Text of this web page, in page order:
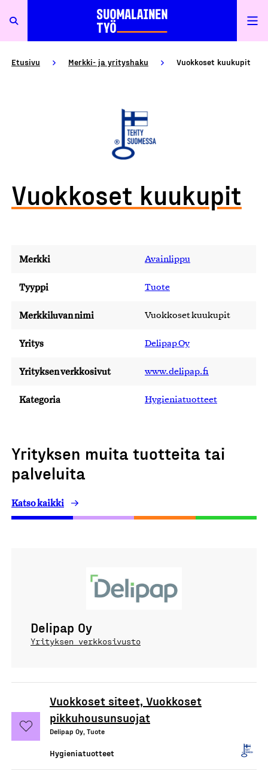
Etusivu Merkki- ja yrityshaku Vuokkoset kuukupit
Vuokkoset kuukupit
Merkki Avainlippu
Tyyppi Tuote
Merkkiluvan nimi Vuokkoset kuukupit
Yritys Delipap Oy
Yrityksen verkkosivut www.delipap.fi
Kategoria Hygieniatuotteet
Yrityksen muita tuotteita tai
palveluita
Katso kaikki
Delipap Oy
Yrityksen verkkosivusto
Vuokkoset siteet, Vuokkoset
pikkuhousunsuojat
Delipap Oy, Tuote
Hygieniatuotteet